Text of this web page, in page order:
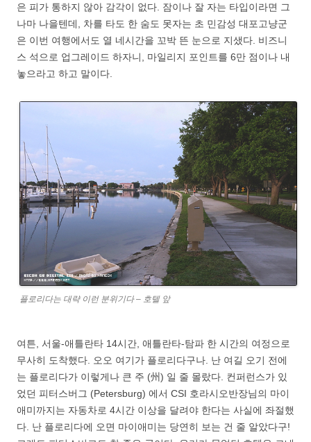
은 피가 통하지 않아 감각이 없다. 잠이나 잘 자는 타입이라면 그
나마 나을텐데, 차를 타도 한 숨도 못자는 초 민감성 대포고냥군
은 이번 여행에서도 열 네시간을 꼬박 뜬 눈으로 지샜다. 비즈니
스 석으로 업그레이드 하자니, 마일리지 포인트를 6만 점이나 내
놓으라고 하고 말이다.
플로리다는 대략 이런 분위기다 – 호텔 앞
여튼, 서울-애틀란타 14시간, 애틀란타-탐파 한 시간의 여정으로
무사히 도착했다. 오오 여기가 플로리다구나. 난 여길 오기 전에
는 플로리다가 이렇게나 큰 주 (州) 일 줄 몰랐다. 컨퍼런스가 있
었던 피터스버그 (Petersburg) 에서 CSI 호라시오반장님의 마이
애미까지는 자동차로 4시간 이상을 달려야 한다는 사실에 좌절했
다. 난 플로리다에 오면 마이애미는 당연히 보는 건 줄 알았다구!